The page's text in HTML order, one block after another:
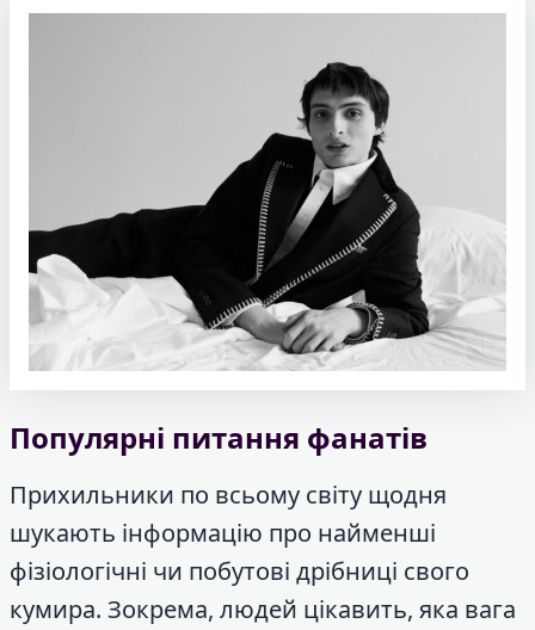
Популярні питання фанатів
Прихильники по всьому світу щодня
шукають інформацію про найменші
фізіологічні чи побутові дрібниці свого
кумира. Зокрема, людей цікавить, яка вага